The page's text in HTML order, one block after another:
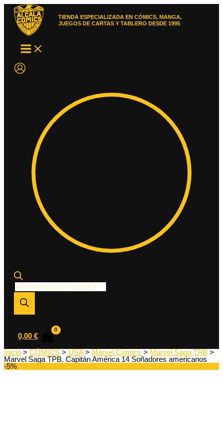
contenido
TIENDA ESPECIALIZADA EN CÓMICS, MANGA,
JUEGOS DE CARTAS Y TABLERO DESDE 1995
Búsqueda
de
productos
0,00 €
Inicio > CÓMICS > USA> Marvel Comics > Marvel Saga TPB >
Marvel Saga TPB. Capitán América 14 Soñadores americanos
-5%